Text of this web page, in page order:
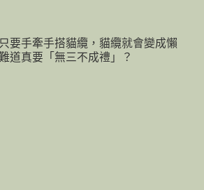
要手牽手搭貓纜，貓纜就會變成懶
道真要「無三不成禮」？